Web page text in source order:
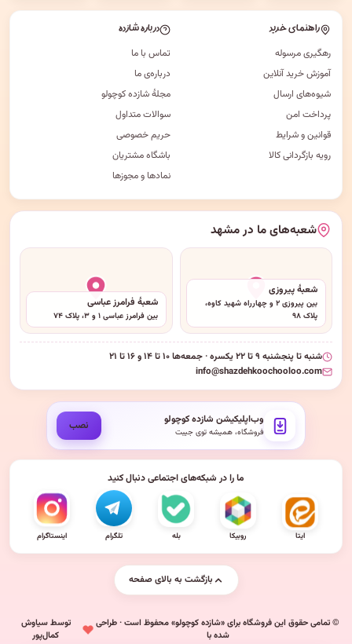
راهنمای خرید
رهگیری مرسوله
آموزش خرید آنلاین
شیوه‌های ارسال
پرداخت امن
قوانین و شرایط
رویه بازگردانی کالا
درباره شازده
تماس با ما
درباره‌ی ما
مجلهٔ شازده کوچولو
سوالات متداول
حریم خصوصی
باشگاه مشتریان
نمادها و مجوزها
شعبه‌های ما در مشهد
شعبهٔ پیروزی
بین پیروزی ۲ و چهارراه شهید کاوه،
پلاک ۹۸
شعبهٔ فرامرز عباسی
بین فرامرز عباسی ۱ و ۳، پلاک ۷۴
شنبه تا پنجشنبه ۹ تا ۲۲ یکسره · جمعه‌ها ۱۰ تا ۱۴ و ۱۶ تا ۲۱
info@shazdehkoochooloo.com
وب‌اپلیکیشن شازده کوچولو
فروشگاه، همیشه توی جیبت نصب
ما را در شبکه‌های اجتماعی دنبال کنید
ایتا روبیکا بله تلگرام اینستاگرام
بازگشت به بالای صفحه
© تمامی حقوق این فروشگاه برای «شازده کوچولو» محفوظ است · طراحی
شده با
توسط سیاوش
کمال‌پور